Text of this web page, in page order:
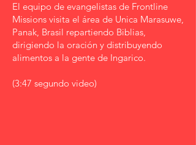
El equipo de evangelistas de Frontline
Missions visita el área de Unica Marasuwe,
Panak, Brasil repartiendo Biblias,
dirigiendo la oración y distribuyendo
alimentos a la gente de Ingarico.
(3:47 segundo video)